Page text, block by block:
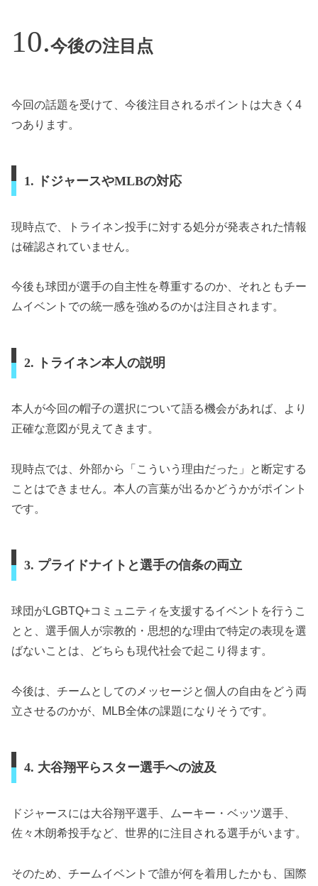
今後の注目点
今回の話題を受けて、今後注目されるポイントは大きく4
つあります。
1. ドジャースやMLBの対応
現時点で、トライネン投手に対する処分が発表された情報
は確認されていません。
今後も球団が選手の自主性を尊重するのか、それともチー
ムイベントでの統一感を強めるのかは注目されます。
2. トライネン本人の説明
本人が今回の帽子の選択について語る機会があれば、より
正確な意図が見えてきます。
現時点では、外部から「こういう理由だった」と断定する
ことはできません。本人の言葉が出るかどうかがポイント
です。
3. プライドナイトと選手の信条の両立
球団がLGBTQ+コミュニティを支援するイベントを行うこ
とと、選手個人が宗教的・思想的な理由で特定の表現を選
ばないことは、どちらも現代社会で起こり得ます。
今後は、チームとしてのメッセージと個人の自由をどう両
立させるのかが、MLB全体の課題になりそうです。
4. 大谷翔平らスター選手への波及
ドジャースには大谷翔平選手、ムーキー・ベッツ選手、
佐々木朗希投手など、世界的に注目される選手がいます。
そのため、チームイベントで誰が何を着用したかも、国際